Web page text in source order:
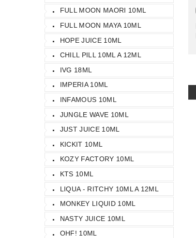
FULL MOON MAORI 10ML
FULL MOON MAYA 10ML
HOPE JUICE 10ML
CHILL PILL 10ML A 12ML
IVG 18ML
IMPERIA 10ML
INFAMOUS 10ML
JUNGLE WAVE 10ML
JUST JUICE 10ML
KICKIT 10ML
KOZY FACTORY 10ML
KTS 10ML
LIQUA - RITCHY 10ML A 12ML
MONKEY LIQUID 10ML
NASTY JUICE 10ML
OHF! 10ML